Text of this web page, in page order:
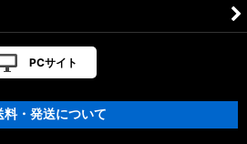
スタムパーツ
シュ&リミテッド［VANQUISH］
PCサイト
・発送について